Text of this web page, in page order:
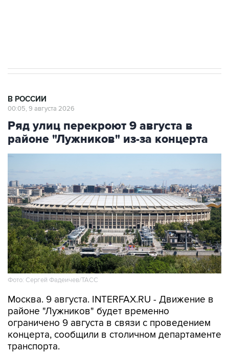
В РОССИИ
00:05, 9 августа 2026
Ряд улиц перекроют 9 августа в
районе "Лужников" из-за концерта
Фото: Сергей Фадеичев/ТАСС
Москва. 9 августа. INTERFAX.RU - Движение в
районе "Лужников" будет временно
ограничено 9 августа в связи с проведением
концерта, сообщили в столичном департаменте
транспорта.